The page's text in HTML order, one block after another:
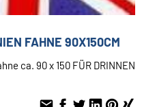
FAHNE 90X150CM
ca. 90 x 150 FÜR DRINNEN